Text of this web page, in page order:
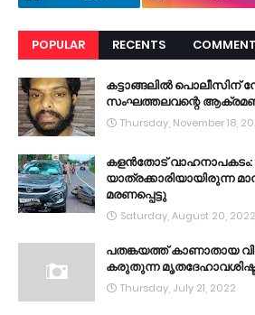
POPULAR RECENTS
കട്ടാങ്ങലിൽ പൊലീസിന്
സംഘത്തലവന്റെ
Thursday, November 18,
കളൻതോട്
യാത്രക്കാരിയായിരുന്ന
മരണപ്പെട്ടു
Saturday, August 20, 2022
പതങ്കയത്ത് കാണാതായ
കരുതുന്ന
Thursday, July 21, 2022